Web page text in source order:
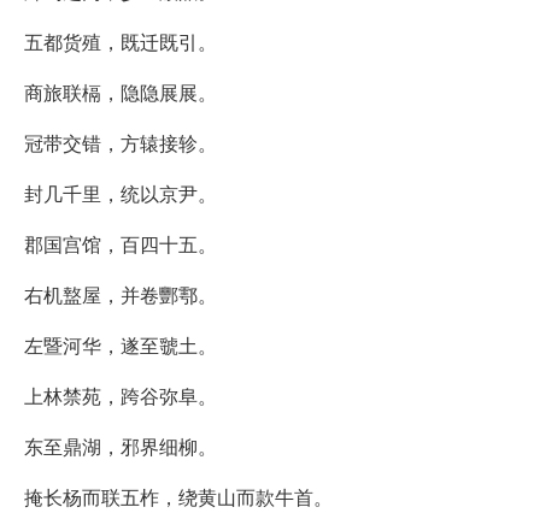
五都货殖，既迁既引。
商旅联槅，隐隐展展。
冠带交错，方辕接轸。
封几千里，统以京尹。
郡国宫馆，百四十五。
右机盩屋，并卷酆鄠。
左暨河华，遂至虢土。
上林禁苑，跨谷弥阜。
东至鼎湖，邪界细柳。
掩长杨而联五柞，绕黄山而款牛首。